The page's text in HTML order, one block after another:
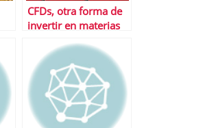
CFDs, otra forma de
invertir en materias